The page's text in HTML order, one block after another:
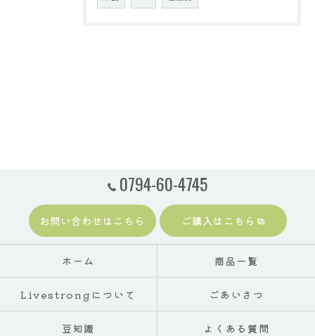
0794-60-4745
お問い合わせはこちら ご購入はこちら
ホーム 商品一覧
Livestrongについて ごあいさつ
豆知識 よくある質問